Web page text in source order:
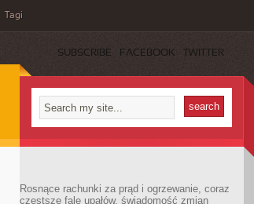
Tagi
SUBSCRIBE FACEBOOK TWITTER
Rosnące rachunki za prąd i ogrzewanie, coraz
częstsze fale upałów, świadomość zmian